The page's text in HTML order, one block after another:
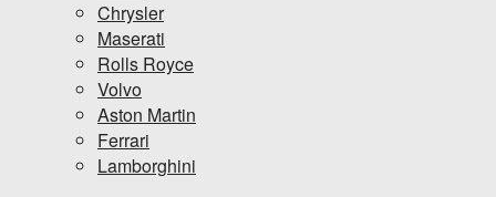
Chrysler
Maserati
Rolls Royce
Volvo
Aston Martin
Ferrari
Lamborghini